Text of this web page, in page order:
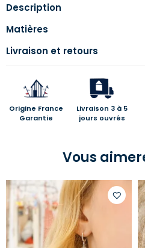
Description
Matières
Livraison et retours
Origine France
Garantie
Livraison 3 à 5
jours ouvrés
Vous
Ajouter